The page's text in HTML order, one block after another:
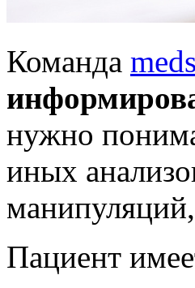
Команда
нужно
иных
Пациент